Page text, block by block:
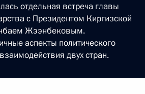
отдельная встреча главы
с Президентом Киргизской
Жээнбековым.
аспекты политического
двух стран.